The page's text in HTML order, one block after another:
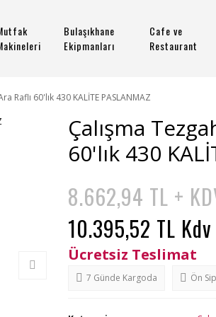
Bulaşıkhane
Ekipmanları
Cafe ve
Restaurant
Raflı 60'lık 430 KALİTE PASLANMAZ
Çalışma
60'lık 430
8.662,94 TL +
10.395,52 TL
Ücretsiz Teslimat
7 Günde Kargoda Ön